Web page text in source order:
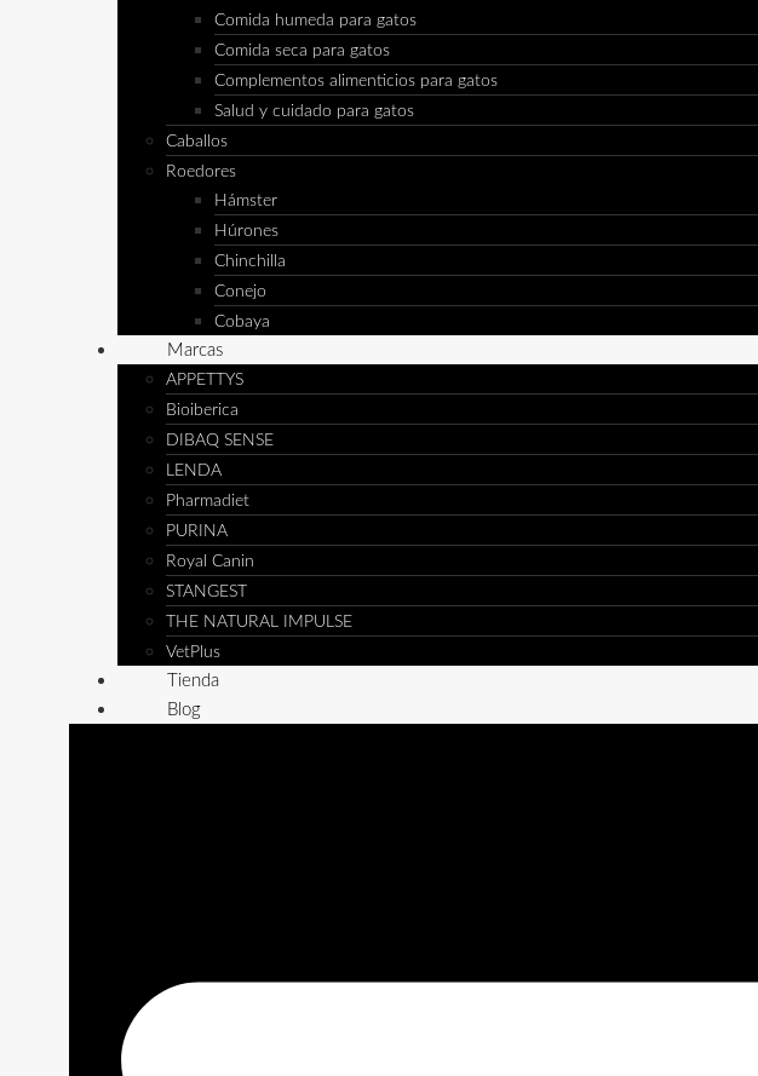
Comida humeda para gatos
Comida seca para gatos
Complementos alimenticios para gatos
Salud y cuidado para gatos
Caballos
Roedores
Hámster
Húrones
Chinchilla
Conejo
Cobaya
Marcas
APPETTYS
Bioiberica
DIBAQ SENSE
LENDA
Pharmadiet
PURINA
Royal Canin
STANGEST
THE NATURAL IMPULSE
VetPlus
Tienda
Blog